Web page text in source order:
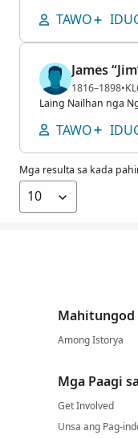
TAWO
James
Lalaki
1816–1898•
Laing Nailhan nga N
TAWO
Mga resulta sa kada
Mahitungod
Among Istorya
Mga Paagi
Get Involved
Unsa ang Pag-